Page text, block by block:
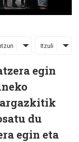
Itzuli
egin
argazkitik
du
egin eta